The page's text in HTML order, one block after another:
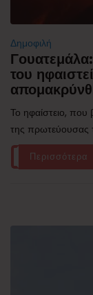
Δημοφιλή
του
Το ηφαίστειο, που
της πρωτεύουσας
Περισσότερα